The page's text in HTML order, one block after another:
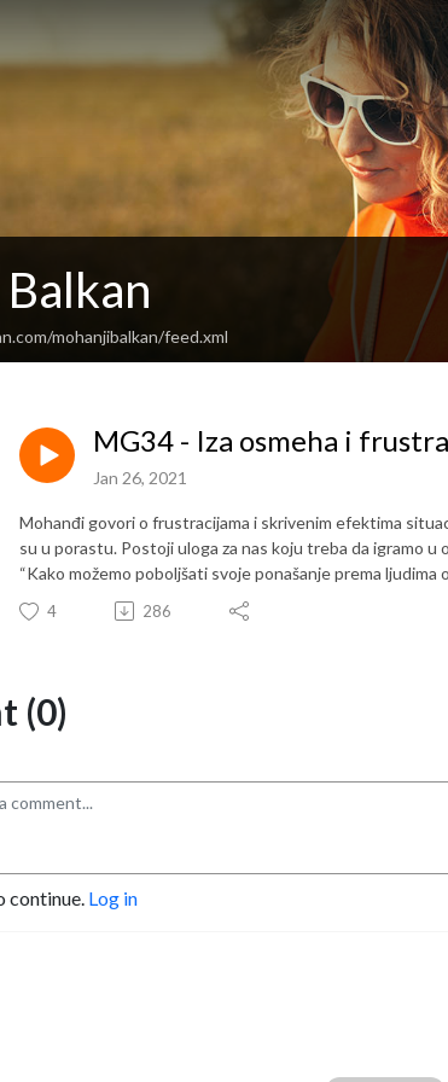
mohanjibalkan/feed.xml
MG34 - Iza osmeha i
Jan 26, 2021
Mohanđi govori o frustracijama i skrivenim efektima
su u porastu. Postoji uloga za nas koju treba da igramo
“Kako možemo poboljšati svoje ponašanje prema ljudima
4 286
(0)
continue. Log in